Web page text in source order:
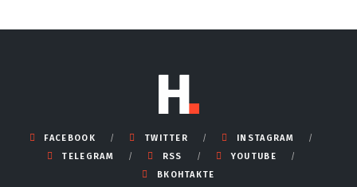
FACEBOOK TWITTER
INSTAGRAM
TELEGRAM
RSS
YOUTUBE
ВКОНТАКТЕ